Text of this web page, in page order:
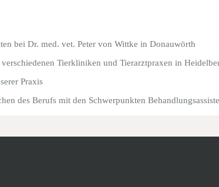
bei Dr. med. vet. Peter von Wittke in Donauwörth
Tierkliniken und Tierarztpraxen in
Praxis
des Berufs mit den Schwerpunkten